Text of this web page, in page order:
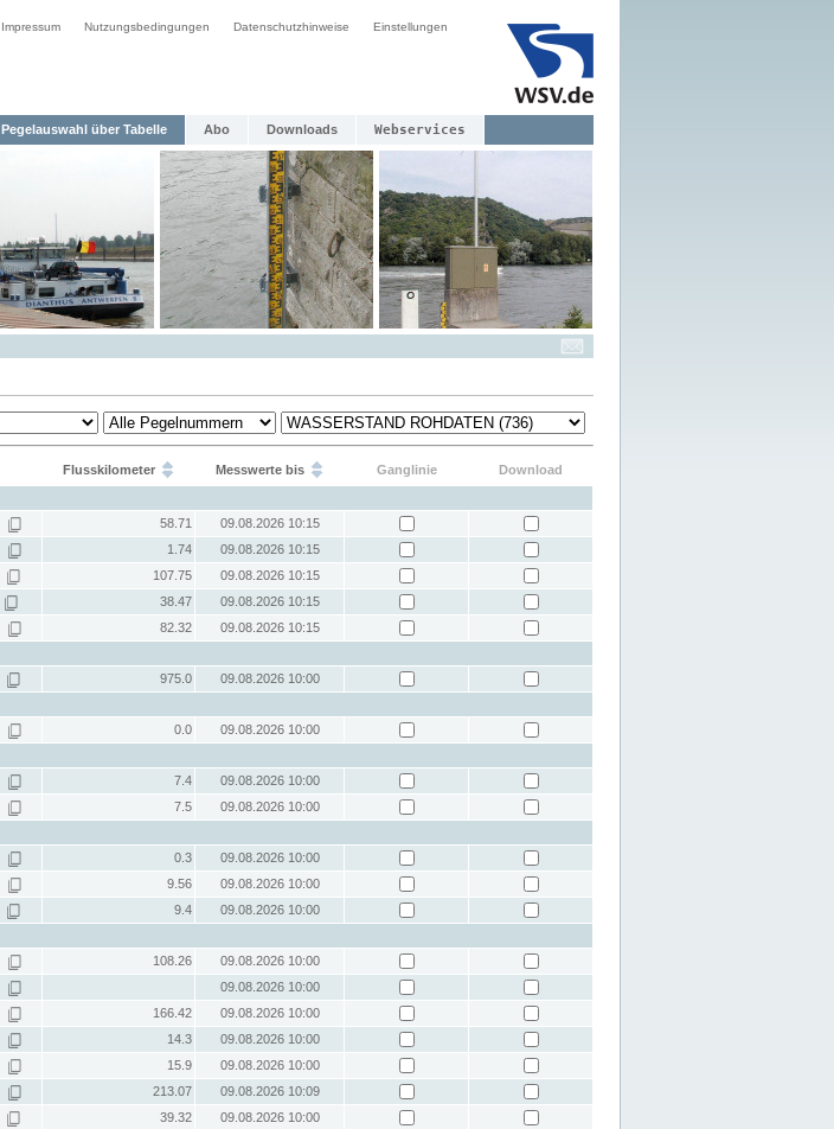
Impressum Nutzungsbedingungen Datenschutzhinweise Einstellungen
Pegelauswahl über Tabelle Abo Downloads Webservices
Flusskilometer Messwerte bis Ganglinie
Download
58.71
09.08.2026 10:15
1.74
09.08.2026 10:15
107.75
09.08.2026 10:15
38.47
09.08.2026 10:15
82.32
09.08.2026 10:15
975.0
09.08.2026 10:00
0.0
09.08.2026 10:00
7.4
09.08.2026 10:00
7.5
09.08.2026 10:00
0.3
09.08.2026 10:00
9.56
09.08.2026 10:00
9.4
09.08.2026 10:00
108.26
09.08.2026 10:00
09.08.2026 10:00
166.42
09.08.2026 10:00
14.3
09.08.2026 10:00
15.9
09.08.2026 10:00
213.07
09.08.2026 10:09
39.32
09.08.2026 10:00